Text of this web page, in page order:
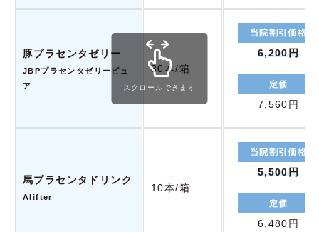
豚プラセンタゼリー
JBPプラセンタゼリーピュ
ア
30本/箱
当院割引価格
6,200円
定価
7,560円
馬プラセンタドリンク
Alifter
10本/箱
当院割引価格
5,500円
定価
6,480円
スクロールできます